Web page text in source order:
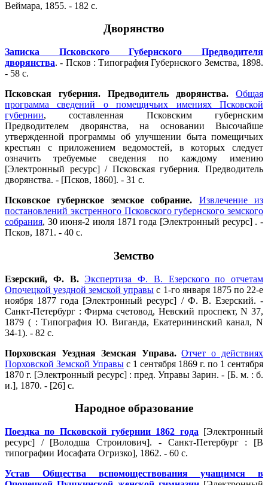
Веймара, 1855. - 182 с.
Дворянство
Записка Псковского Губернского Предводителя
дворянства. - Псков : Типография Губернского Земства, 1898.
- 58 с.
Псковская губерния. Предводитель дворянства.
Общая
программа сведений о помещичьих имениях Псковской
губернии, составленная Псковским губернским
Предводителем дворянства, на основании Высочайше
утвержденной программы об улучшении быта помещичьих
крестьян с приложением ведомостей, в которых следует
означить требуемые сведения по каждому имению
[Электронный ресурс] / Псковская губерния. Предводитель
дворянства. - [Псков, 1860]. - 31 с.
Псковское губернское земское собрание.
Извлечение из
постановлений экстренного Псковского губернского земского
собрания, 30 июня-2 июля 1871 года [Электронный ресурс] . -
Псков, 1871. - 40 с.
Земство
Езерский, Ф. В. Экспертиза Ф. В. Езерского по отчетам
Опочецкой уездной земской управы с 1-го января 1875 по 22-е
ноября 1877 года [Электронный ресурс] / Ф. В. Езерский. -
Санкт-Петербург : Фирма счетовод, Невский проспект, N 37,
1879 ( : Типография Ю. Виганда, Екатерининский канал, N
34-1). - 82 с.
Порховская Уездная Земская Управа. Отчет о действиях
Порховской Земской Управы с 1 сентября 1869 г. по 1 сентября
1870 г. [Электронный ресурс] : пред. Управы Зарин. - [Б. м. : б.
и.], 1870. - [26] с.
Народное образование
Поездка по Псковской губернии 1862 года [Электронный
ресурс] / [Володша Строилович]. - Санкт-Петербург : [В
типографии Иосафата Огризко], 1862. - 60 с.
Устав Общества вспомоществования учащимся в